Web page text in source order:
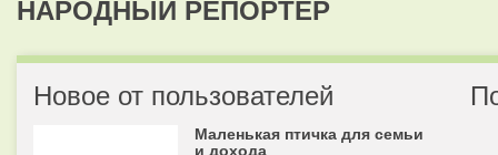
НАРОДНЫЙ РЕПОРТЕР
Новое от пользователей
Маленькая птичка для семьи
и дохода